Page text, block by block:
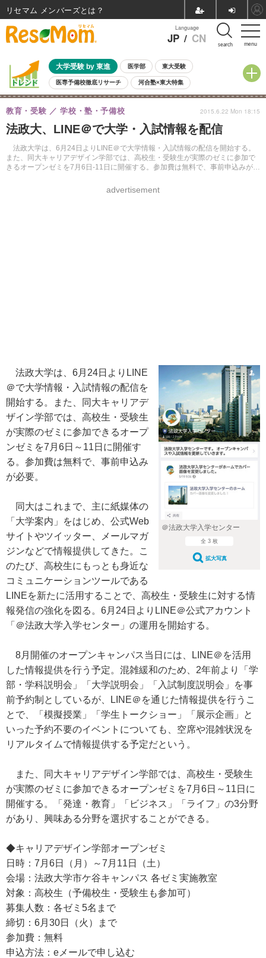
menu
Language
JP / CN search
大学受験 by 東進 医学部 東大受験
医専予備校徹底リサーチ 河合塾×東大特集
親子で考える大学選び 高校受験 中学受験 小学校受験
共通テスト 夏休み 8月開催学校説明会・相談会
8月開催イベント・WS 全国公立高校 過去問 人気記事
自由研究教材（小学生向け） 自由研究教材（中学生向け） ランキング
法政大、LINE＠で大学・入試情報を配信
法政大学は、6月24日よりLINE＠で大学情報・入試情報の配信を開始する。
また、同大キャリアデザイン学部では、高校生・受験生が実際のゼミに参加で
きるオープンゼミを7月6日-11日に開催する。参加費は無料で、事前申込みが必
教育・受験 学校・塾・予備校
advertisement
2015.6.22 Mon 18:15
＠法政大学入学センター
全 3 枚
拡大写真
法政大学は、6月24日よりLINE
＠で大学情報・入試情報の配信を
開始する。また、同大キャリアデ
ザイン学部では、高校生・受験生
が実際のゼミに参加できるオープ
ンゼミを7月6日～11日に開催す
る。参加費は無料で、事前申込み
が必要。
同大はこれまで、主に紙媒体の
「大学案内」をはじめ、公式Web
サイトやツイッター、メールマガ
ジンなどで情報提供してきた。こ
のたび、高校生にもっとも身近な
コミュニケーションツールである
LINEを新たに活用することで、高校生・受験生に対する情
報発信の強化を図る。6月24日よりLINE＠公式アカウント
「＠法政大学入学センター」の運用を開始する。
8月開催のオープンキャンパス当日には、LINE＠を活用
した情報提供を行う予定。混雑緩和のため、2年前より「学
部・学科説明会」「大学説明会」「入試制度説明会」を事
前予約制としているが、LINE＠を通じた情報提供を行うこ
とで、「模擬授業」「学生トークショー」「展示企画」と
いった予約不要のイベントについても、空席や混雑状況を
リアルタイムで情報提供する予定だという。
また、同大キャリアデザイン学部では、高校生・受験生
が実際のゼミに参加できるオープンゼミを7月6日～11日に
開催する。「発達・教育」「ビジネス」「ライフ」の3分野
があり、興味ある分野を選択することができる。
◆キャリアデザイン学部オープンゼミ
日時：7月6日（月）～7月11日（土）
会場：法政大学市ケ谷キャンパス 各ゼミ実施教室
対象：高校生（予備校生・受験生も参加可）
募集人数：各ゼミ5名まで
締切：6月30日（火）まで
参加費：無料
申込方法：eメールで申し込む
リセマム メンバーズ